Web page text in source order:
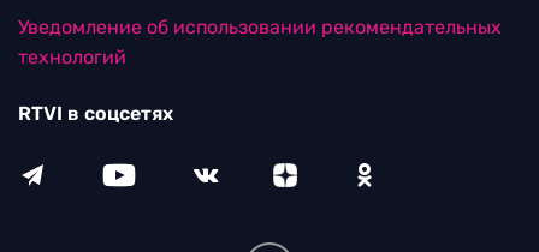
Уведомление об использовании рекомендательных
технологий
RTVI в соцсетях